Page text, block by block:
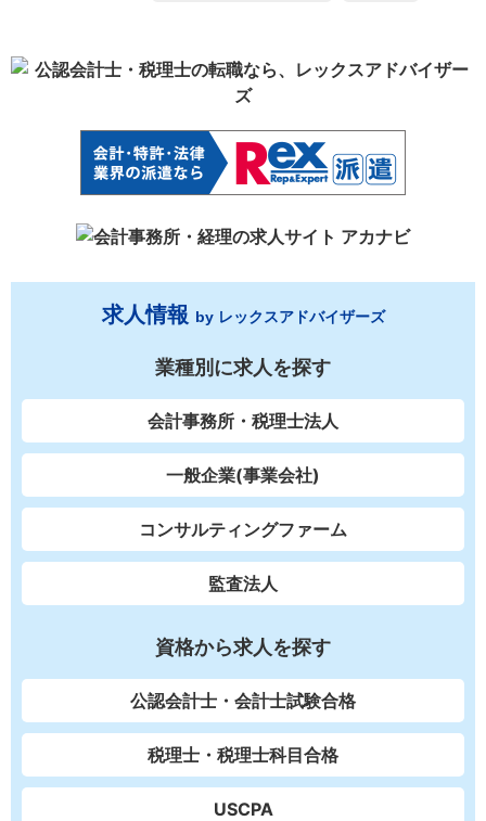
求人情報 by レックスアドバイザーズ
業種別に求人を探す
会計事務所・税理士法人
一般企業(事業会社)
コンサルティングファーム
監査法人
資格から求人を探す
公認会計士・会計士試験合格
税理士・税理士科目合格
USCPA